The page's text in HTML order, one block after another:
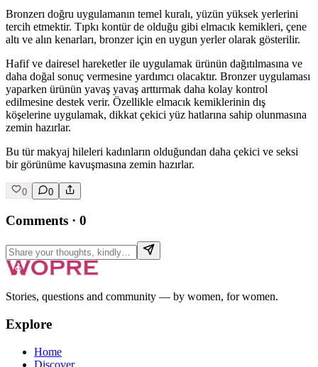
Bronzerı doğru uygulamanın temel kuralı, yüzün yüksek yerlerini
tercih etmektir. Tıpkı kontür de olduğu gibi elmacık kemikleri, çene
altı ve alın kenarları, bronzer için en uygun yerler olarak gösterilir.
Hafif ve dairesel hareketler ile uygulamak ürünün dağıtılmasına ve
daha doğal sonuç vermesine yardımcı olacaktır. Bronzer uygulaması
yaparken ürünün yavaş yavaş arttırmak daha kolay kontrol
edilmesine destek verir. Özellikle elmacık kemiklerinin dış
köşelerine uygulamak, dikkat çekici yüz hatlarına sahip olunmasına
zemin hazırlar.
Bu tür makyaj hileleri kadınların olduğundan daha çekici ve seksi
bir görünüme kavuşmasına zemin hazırlar.
0 0
Comments · 0
Stories, questions and community — by women, for women.
Explore
Home
Discover